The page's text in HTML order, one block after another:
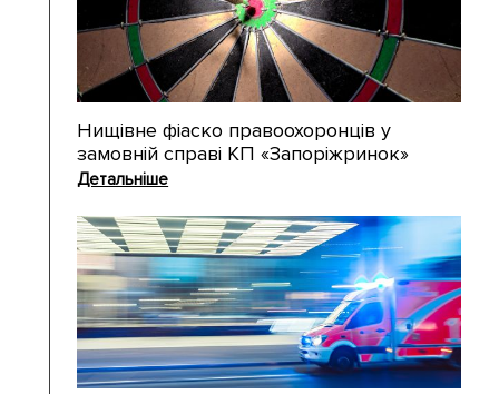
Нищівне фіаско правоохоронців у
замовній справі КП «Запоріжринок»
Детальніше